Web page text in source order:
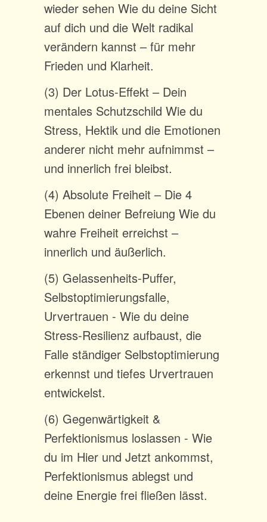
wieder sehen Wie du deine Sicht
auf dich und die Welt radikal
verändern kannst – für mehr
Frieden und Klarheit.
(3) Der Lotus-Effekt – Dein
mentales Schutzschild Wie du
Stress, Hektik und die Emotionen
anderer nicht mehr aufnimmst –
und innerlich frei bleibst.
(4) Absolute Freiheit – Die 4
Ebenen deiner Befreiung Wie du
wahre Freiheit erreichst –
innerlich und äußerlich.
(5) Gelassenheits-Puffer,
Selbstoptimierungsfalle,
Urvertrauen - Wie du deine
Stress-Resilienz aufbaust, die
Falle ständiger Selbstoptimierung
erkennst und tiefes Urvertrauen
entwickelst.
(6) Gegenwärtigkeit &
Perfektionismus loslassen - Wie
du im Hier und Jetzt ankommst,
Perfektionismus ablegst und
deine Energie frei fließen lässt.